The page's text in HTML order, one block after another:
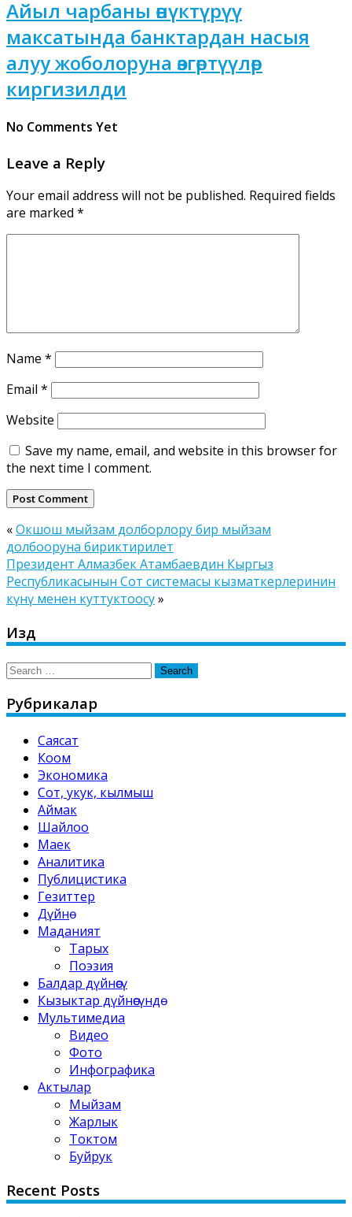
Айыл чарбаны өнүктүрүү
максатында банктардан насыя
алуу жоболоруна өзгөртүүлөр
киргизилди
No Comments Yet
Leave a Reply
Your email address will not be published. Required fields
are marked *
Name *
Email *
Website
Save my name, email, and website in this browser for
the next time I comment.
«Окшош мыйзам долборлору бир мыйзам
долбооруна бириктирилет
Президент Алмазбек Атамбаевдин Кыргыз
Республикасынын Сот системасы кызматкерлеринин
күнү менен куттуктоосу»
Издөө
Search
Рубрикалар
Саясат
Коом
Экономика
Сот, укук, кылмыш
Аймак
Шайлоо
Маек
Аналитика
Публицистика
Гезиттер
Дүйнө
Маданият
Тарых
Поэзия
Балдар дүйнөсү
Кызыктар дүйнөсүндө
Мультимедиа
Видео
Фото
Инфографика
Актылар
Мыйзам
Жарлык
Токтом
Буйрук
Recent Posts